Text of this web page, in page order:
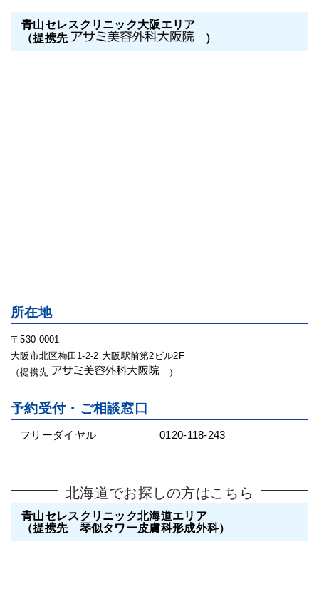
青山セレスクリニック大阪エリア
（提携先
）
所在地
〒530-0001
大阪市北区梅田1-2-2 大阪駅前第2ビル2F
（提携先
）
予約受付・ご相談窓口
フリーダイヤル 0120-118-243
北海道でお探しの方はこちら
青山セレスクリニック北海道エリア
（提携先 琴似タワー皮膚科形成外科）